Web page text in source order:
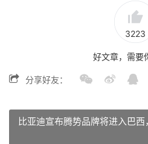
3223
好文章，需要
分享好友：
比亚迪宣布腾势品牌将进入巴